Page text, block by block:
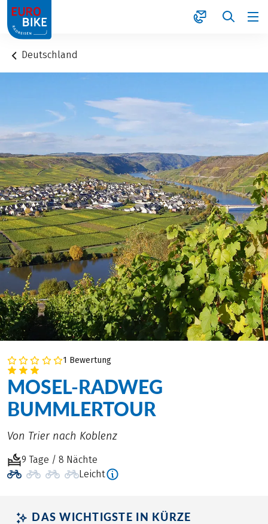
1
Deutschland
1 Bewertung
MOSEL-RADWEG
BUMMLERTOUR
Von Trier nach Koblenz
9 Tage / 8 Nächte
Leicht
DAS WICHTIGSTE IN KÜRZE